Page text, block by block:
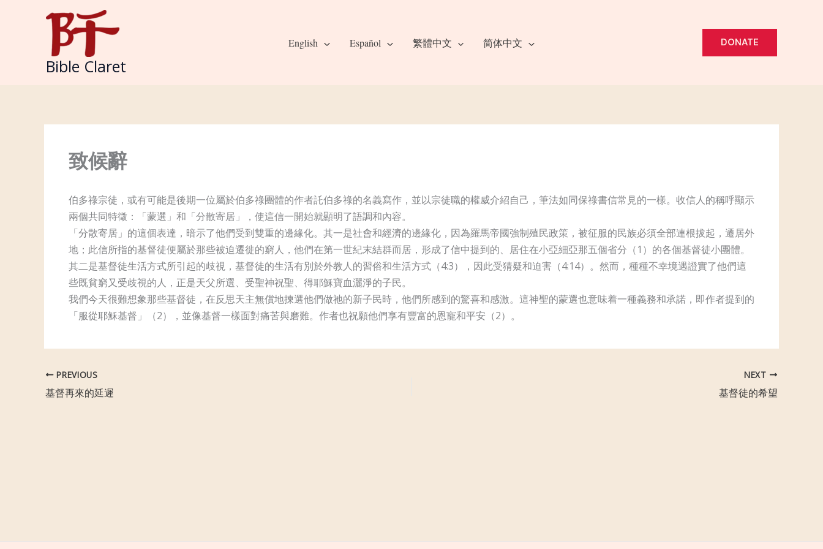
Bible Claret
English Español 繁體中文 简体中文 DONATE
致候辭
伯多祿宗徒，或有可能是後期一位屬於伯多祿團體的作者託伯多祿的名義寫作，並以宗徒職的權威介紹自己，筆法如同保祿書信常見的一樣。收信人的稱呼顯示
兩個共同特徵：「蒙選」和「分散寄居」，使這信一開始就顯明了語調和內容。
「分散寄居」的這個表達，暗示了他們受到雙重的邊緣化。其一是社會和經濟的邊緣化，因為羅馬帝國強制殖民政策，被征服的民族必須全部連根拔起，遷居外
地；此信所指的基督徒便屬於那些被迫遷徙的窮人，他們在第一世紀末結群而居，形成了信中提到的、居住在小亞細亞那五個省分（1）的各個基督徒小團體。
其二是基督徒生活方式所引起的歧視，基督徒的生活有別於外教人的習俗和生活方式（4:3），因此受猜疑和迫害（4:14）。然而，種種不幸境遇證實了他們這
些既貧窮又受歧視的人，正是天父所選、受聖神祝聖、得耶穌寶血灑淨的子民。
我們今天很難想象那些基督徒，在反思天主無償地揀選他們做祂的新子民時，他們所感到的驚喜和感激。這神聖的蒙選也意味着一種義務和承諾，即作者提到的
「服從耶穌基督」（2），並像基督一樣面對痛苦與磨難。作者也祝願他們享有豐富的恩寵和平安（2）。
PREVIOUS
基督再來的延遲
NEXT
基督徒的希望